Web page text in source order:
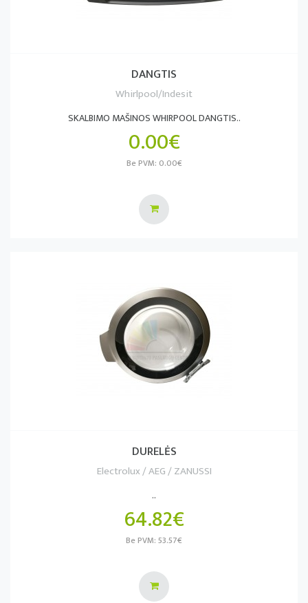
DANGTIS
Whirlpool/Indesit
SKALBIMO MAŠINOS WHIRPOOL DANGTIS..
0.00€
Be PVM: 0.00€
DURELĖS
Electrolux / AEG / ZANUSSI
..
64.82€
Be PVM: 53.57€